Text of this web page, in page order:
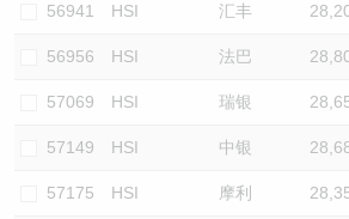
56941 HSI 汇丰
56956 HSI 法巴
57069 HSI 瑞银
57149 HSI 中银
57175 HSI 摩利